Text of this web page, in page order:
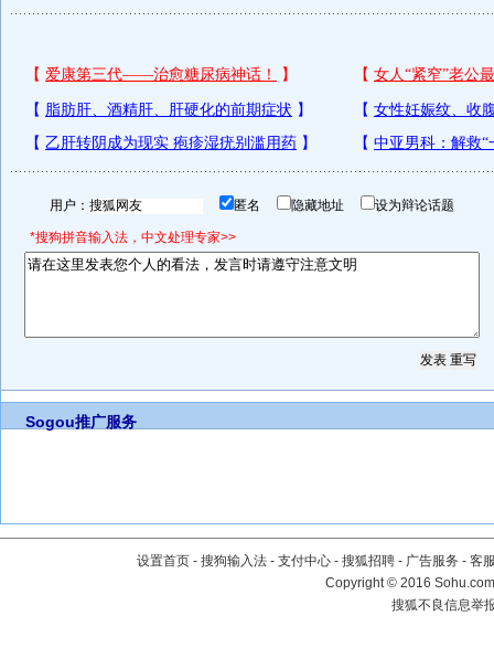
用户： 匿名 隐藏地址 设为辩论话题
*搜狗拼音输入法，中文处理专家>>
Sogou推广服务
设置首页 - 搜狗输入法 - 支付中心 - 搜狐招聘 - 广告服务 - 客
Copyright©2016
搜狐不良信息举